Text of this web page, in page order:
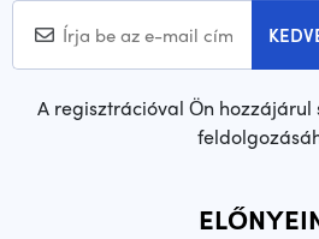
A regisztrációval Ön